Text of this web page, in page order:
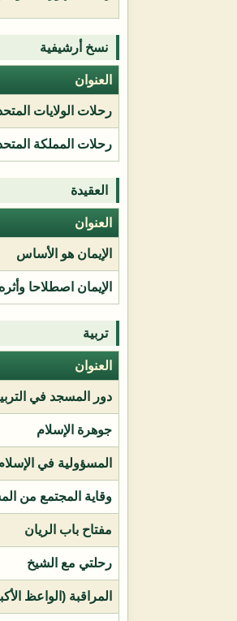
نسخ أرشيفية
العنوان
رحلات الولايات
رحلات المملكة
العقيدة
العنوان
الإيمان هو الأساس
الإيمان اصطلاحا
تربية
العنوان
دور المسجد في
جوهرة الإسلام
المسؤولية في
وقاية المجتمع من
مفتاح باب الريان
رحلتي مع الشيخ
المراقبة (الواعظ